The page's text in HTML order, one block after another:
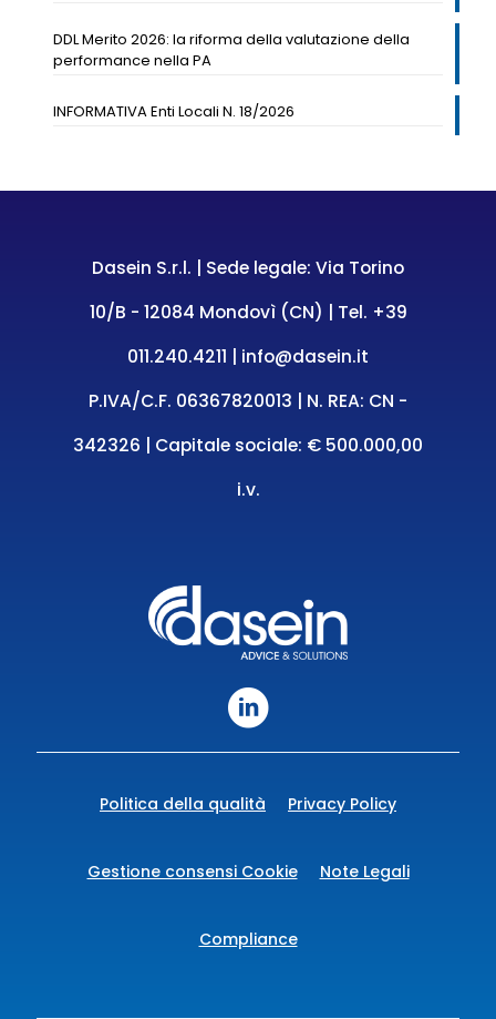
DDL Merito 2026: la riforma della valutazione della
performance nella PA
INFORMATIVA Enti Locali N. 18/2026
Dasein S.r.l. | Sede legale: Via Torino
10/B - 12084 Mondovì (CN) | Tel. +39
011.240.4211 | info@dasein.it
P.IVA/C.F. 06367820013 | N. REA: CN -
342326 | Capitale sociale: € 500.000,00
i.v.
Politica della qualità Privacy Policy
Gestione consensi Cookie Note Legali
Compliance